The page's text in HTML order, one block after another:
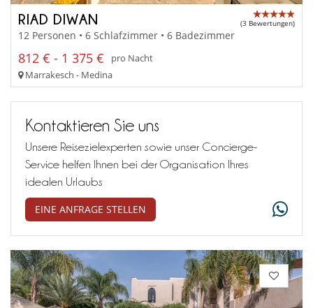
RIAD DIWAN (3 Bewertungen)
12 Personen • 6 Schlafzimmer • 6 Badezimmer
812 € - 1 375 €
pro Nacht
Marrakesch - Medina
Kontaktieren Sie uns
Unsere Reisezielexperten sowie unser Concierge-
Service helfen Ihnen bei der Organisation Ihres
idealen Urlaubs
EINE ANFRAGE STELLEN